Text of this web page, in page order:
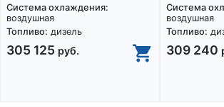
Система охлаждения:
воздушная
Топливо: дизель
305 125 руб.
Система
воздушная
Топливо:
309 240